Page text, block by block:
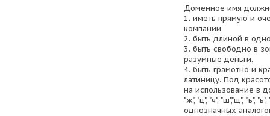
Доменное имя
1. иметь прямую и
компании
2. быть длиной в
3. быть свободно в
разумные деньги.
4. быть грамотно и
латиницу. Под
на использование в
"ж", "ц", "ч", "ш","щ", "ъ",
однозначных